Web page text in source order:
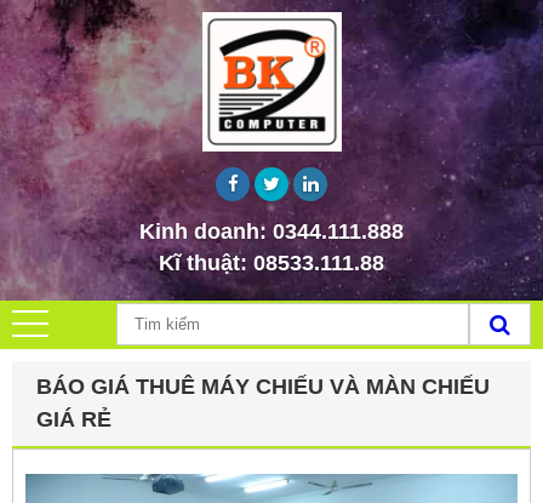
Kinh doanh: 0344.111.888
Kĩ thuật: 08533.111.88
BÁO GIÁ THUÊ MÁY CHIẾU VÀ MÀN CHIẾU
GIÁ RẺ